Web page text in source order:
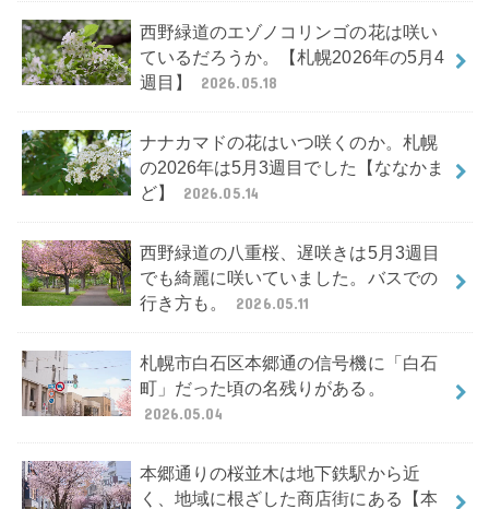
西野緑道のエゾノコリンゴの花は咲い
ているだろうか。【札幌2026年の5月4
週目】
2026.05.18
ナナカマドの花はいつ咲くのか。札幌
の2026年は5月3週目でした【ななかま
ど】
2026.05.14
西野緑道の八重桜、遅咲きは5月3週目
でも綺麗に咲いていました。バスでの
行き方も。
2026.05.11
札幌市白石区本郷通の信号機に「白石
町」だった頃の名残りがある。
2026.05.04
本郷通りの桜並木は地下鉄駅から近
く、地域に根ざした商店街にある【本